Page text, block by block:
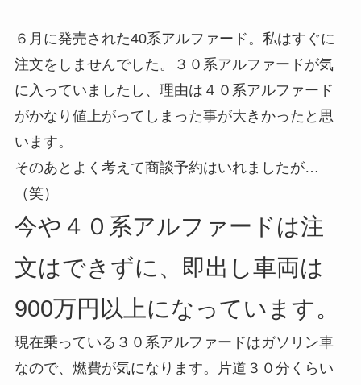
６月に発売された40系アルファード。私はすぐに
注文をしませんでした。３０系アルファードが気
に入っていましたし、理由は４０系アルファード
がかなり値上がってしまった事が大きかったと思
います。
そのあとよく考えて商談予約はいれましたが…
（笑）
今や４０系アルファードは注
文はできずに、即出し車両は
900万円以上になっています。
現在乗っている３０系アルファードはガソリン車
なので、燃費が気になります。片道３０分くらい